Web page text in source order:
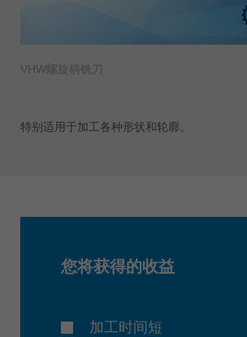
VHW螺旋柄铣刀
特别适用于加工各种形状和轮廓。
您将获得的收益
加工时间短